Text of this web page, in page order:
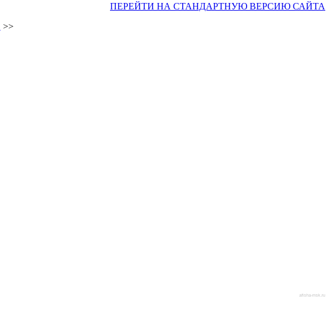
ПЕРЕЙТИ НА СТАНДАРТНУЮ ВЕРСИЮ САЙТА
>>
afisha-msk.ru